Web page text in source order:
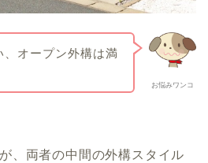
お悩みワンコ
、オープン外構は満
、両者の中間の外構スタイル